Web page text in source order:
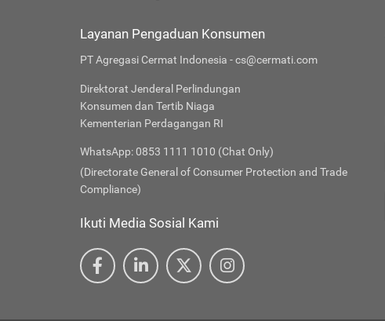
Layanan Pengaduan Konsumen
PT Agregasi Cermat Indonesia - cs@cermati.com
Direktorat Jenderal Perlindungan
Konsumen dan Tertib Niaga
Kementerian Perdagangan RI
WhatsApp: 0853 1111 1010 (Chat Only)
(Directorate General of Consumer Protection and Trade
Compliance)
Ikuti Media Sosial Kami